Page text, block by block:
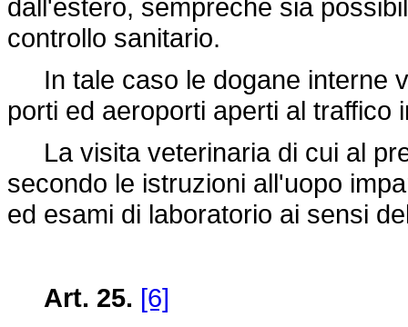
dall'estero, semprechè sia
controllo sanitario.
In tale caso le dogane interne
porti ed aeroporti aperti al traffico
La visita veterinaria di cui al
secondo le istruzioni all'uopo
ed esami di laboratorio ai sensi
Art. 25. [6]